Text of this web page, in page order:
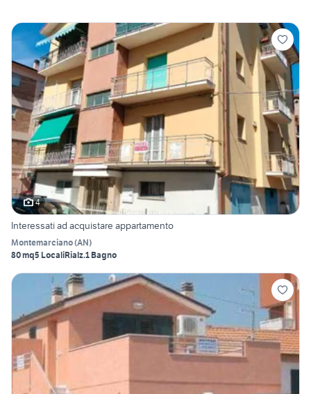
4
Interessati ad acquistare appartamento
Montemarciano(AN)
80 mq5 LocaliRialz.1 Bagno